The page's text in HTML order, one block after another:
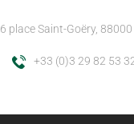
6 place Saint-Goëry, 88000
+33 (0)3 29 82 53